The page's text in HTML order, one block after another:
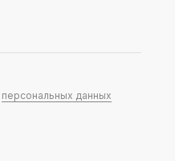
персональных данных